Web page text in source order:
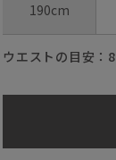
190cm
ウエストの目安：